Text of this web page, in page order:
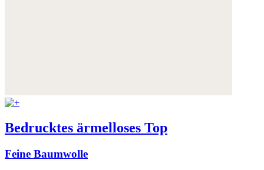
Bedrucktes ärmelloses Top
Feine Baumwolle